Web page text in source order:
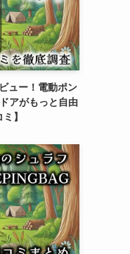
ュー！電動ポン
アがもっと自由
】